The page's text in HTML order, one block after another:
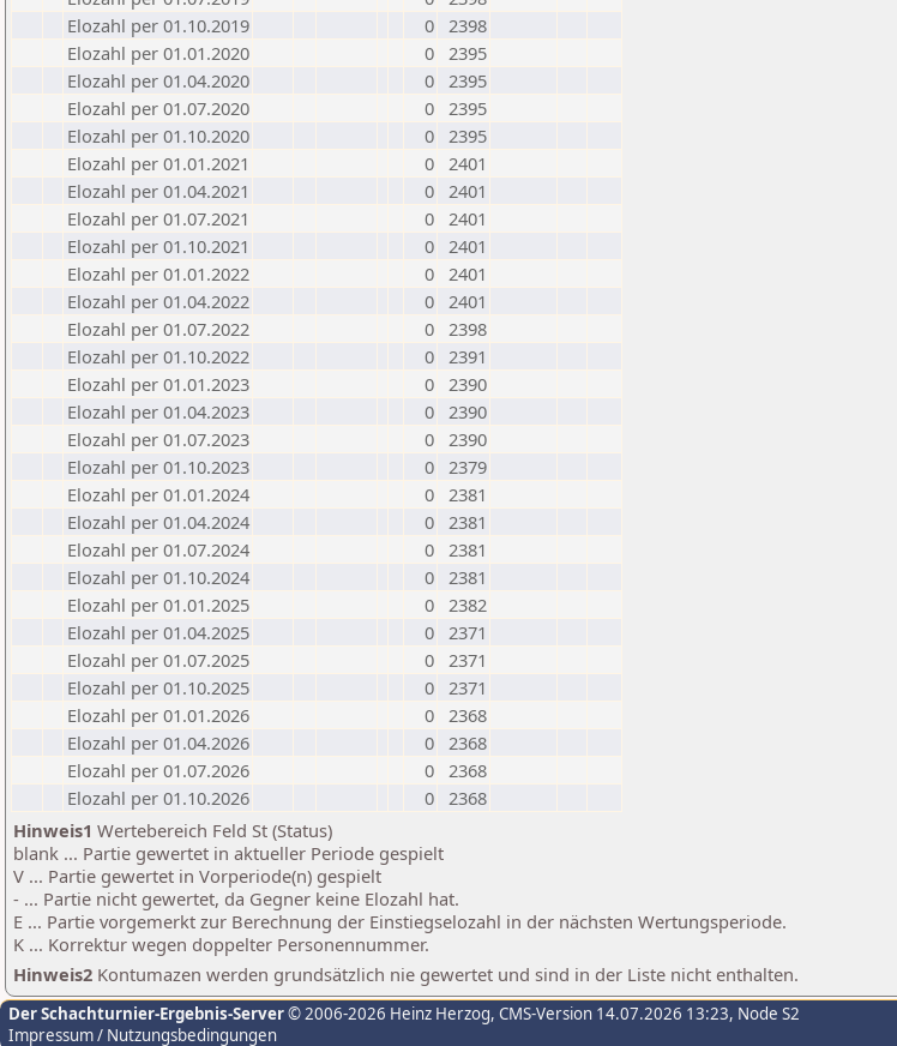
Elozahl per 01.10.2019
0 2398
Elozahl per 01.01.2020
0 2395
Elozahl per 01.04.2020
0 2395
Elozahl per 01.07.2020
0 2395
Elozahl per 01.10.2020
0 2395
Elozahl per 01.01.2021
0 2401
Elozahl per 01.04.2021
0 2401
Elozahl per 01.07.2021
0 2401
Elozahl per 01.10.2021
0 2401
Elozahl per 01.01.2022
0 2401
Elozahl per 01.04.2022
0 2401
Elozahl per 01.07.2022
0 2398
Elozahl per 01.10.2022
0 2391
Elozahl per 01.01.2023
0 2390
Elozahl per 01.04.2023
0 2390
Elozahl per 01.07.2023
0 2390
Elozahl per 01.10.2023
0 2379
Elozahl per 01.01.2024
0 2381
Elozahl per 01.04.2024
0 2381
Elozahl per 01.07.2024
0 2381
Elozahl per 01.10.2024
0 2381
Elozahl per 01.01.2025
0 2382
Elozahl per 01.04.2025
0 2371
Elozahl per 01.07.2025
0 2371
Elozahl per 01.10.2025
0 2371
Elozahl per 01.01.2026
0 2368
Elozahl per 01.04.2026
0 2368
Elozahl per 01.07.2026
0 2368
Elozahl per 01.10.2026
0 2368
Hinweis1 Wertebereich Feld St (Status)
blank ... Partie gewertet in aktueller Periode gespielt
V ... Partie gewertet in Vorperiode(n) gespielt
- ... Partie nicht gewertet, da Gegner keine Elozahl hat.
E ... Partie vorgemerkt zur Berechnung der Einstiegselozahl in der nächsten Wertungsperiode.
K ... Korrektur wegen doppelter Personennummer.
Hinweis2 Kontumazen werden grundsätzlich nie gewertet und sind in der Liste nicht enthalten.
Der Schachturnier-Ergebnis-Server© 2006-2026 Heinz Herzog, CMS-Version 14.07.2026 13:23, Node S2
Impressum / Nutzungsbedingungen